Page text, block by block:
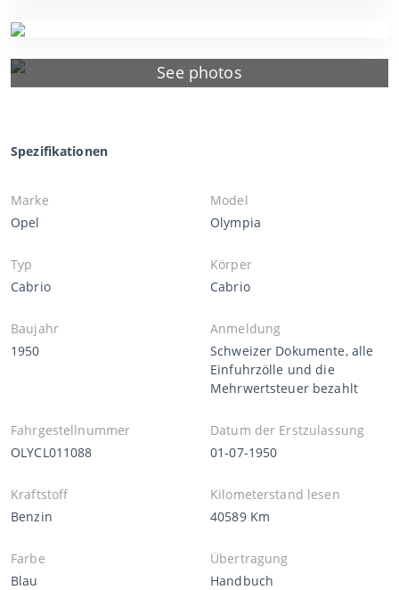
See photos
Spezifikationen
Marke
Opel
Model
Olympia
Typ
Cabrio
Körper
Cabrio
Baujahr
1950
Anmeldung
Schweizer Dokumente, alle
Einfuhrzölle und die
Mehrwertsteuer bezahlt
Fahrgestellnummer
OLYCL011088
Datum der Erstzulassung
01-07-1950
Kraftstoff
Benzin
Kilometerstand lesen
40589 Km
Farbe
Blau
Übertragung
Handbuch